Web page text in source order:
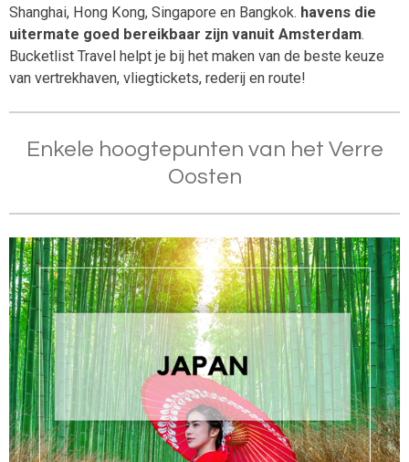
Shanghai, Hong Kong, Singapore en Bangkok. havens die
uitermate goed bereikbaar zijn vanuit Amsterdam.
Bucketlist Travel helpt je bij het maken van de beste keuze
van vertrekhaven, vliegtickets, rederij en route!
Enkele hoogtepunten van het Verre
Oosten